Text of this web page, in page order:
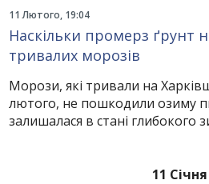
11 Лютого, 19:04
Наскільки промерз ґрунт
тривалих морозів
Морози, які тривали на
лютого, не пошкодили озиму
залишалася в стані глибокого
11 Січня